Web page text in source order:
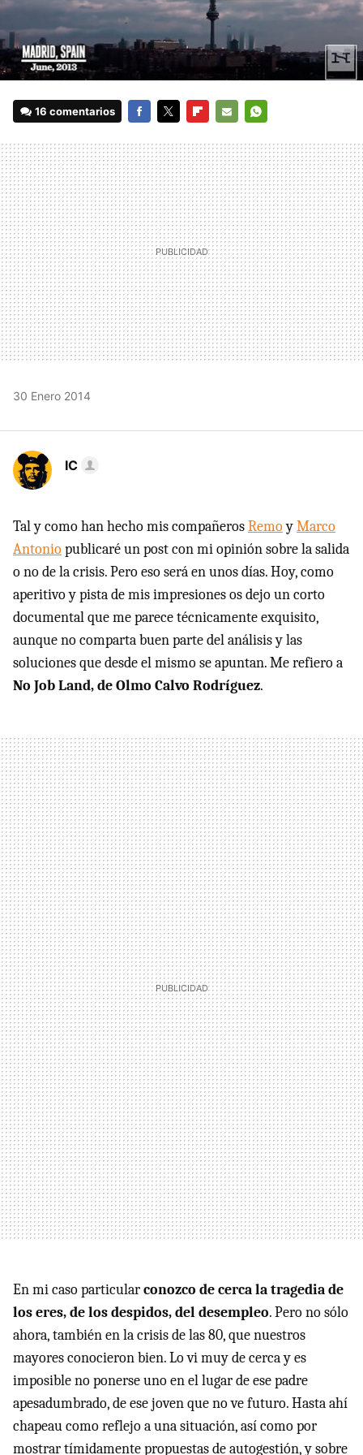
16 comentarios
MAIL
30 Enero 2014
IC
Tal y como han hecho mis compañerosRemoyMarco
Antoniopublicaré un post con mi opinión sobre la salida
o no de la crisis. Pero eso será en unos días. Hoy, como
aperitivo y pista de mis impresiones os dejo un corto
documental que me parece técnicamente exquisito,
aunque no comparta buen parte del análisis y las
soluciones que desde el mismo se apuntan. Me refiero a
No Job Land, de Olmo Calvo Rodríguez.
En mi caso particularconozco de cerca la tragedia de
los eres, de los despidos, del desempleo. Pero no sólo
ahora, también en la crisis de las 80, que nuestros
mayores conocieron bien. Lo vi muy de cerca y es
imposible no ponerse uno en el lugar de ese padre
apesadumbrado, de ese joven que no ve futuro. Hasta ahí
chapeau como reflejo a una situación, así como por
mostrar tímidamente propuestas de autogestión, y sobre